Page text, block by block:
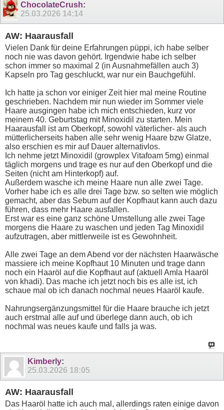
ChocolateCrush:
25.03.2026 14:14
AW: Haarausfall
Vielen Dank für deine Erfahrungen püppi, ich habe selber
noch nie was davon gehört. Irgendwie habe ich selber
schon immer so maximal 2 (in Ausnahmefällen auch 3)
Kapseln pro Tag geschluckt, war nur ein Bauchgefühl.
Ich hatte ja schon vor einiger Zeit hier mal meine Routine
geschrieben. Nachdem mir nun wieder im Sommer viele
Haare ausgingen habe ich mich entschieden, kurz vor
meinem 40. Geburtstag mit Minoxidil zu starten. Mein
Haarausfall ist am Oberkopf, sowohl väterlicher- als auch
mütterlicherseits haben alle sehr wenig Haare bzw Glatze,
also erschien es mir auf Dauer alternativlos.
Ich nehme jetzt Minoxidil (growplex Vitafoam 5mg) einmal
täglich morgens und trage es nur auf den Oberkopf und die
Seiten (nicht am Hinterkopf) auf.
Außerdem wasche ich meine Haare nun alle zwei Tage.
Vorher habe ich es alle drei Tage bzw. so selten wie möglich
gemacht, aber das Sebum auf der Kopfhaut kann auch dazu
führen, dass mehr Haare ausfallen.
Erst war es eine ganz schöne Umstellung alle zwei Tage
morgens die Haare zu waschen und jeden Tag Minoxidil
aufzutragen, aber mittlerweile ist es Gewohnheit.
Alle zwei Tage an dem Abend vor der nächsten Haarwäsche
massiere ich meine Kopfhaut 10 Minuten und trage dann
noch ein Haaröl auf die Kopfhaut auf (aktuell Amla Haaröl
von khadi). Das mache ich jetzt noch bis es alle ist, ich
schaue mal ob ich danach nochmal neues Haaröl kaufe.
Nahrungsergänzungsmittel für die Haare brauche ich jetzt
auch erstmal alle auf und überlege dann auch, ob ich
nochmal was neues kaufe und falls ja was.
Kimberly:
25.03.2026 18:05
AW: Haarausfall
Das Haaröl hatte ich auch mal, allerdings raten einige davon